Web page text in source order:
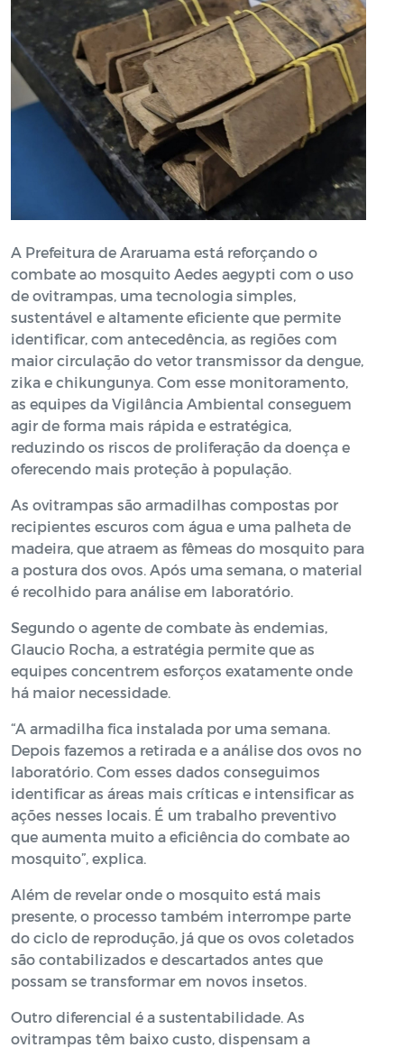
A Prefeitura de Araruama está reforçando o
combate ao mosquito Aedes aegypti com o uso
de ovitrampas, uma tecnologia simples,
sustentável e altamente eficiente que permite
identificar, com antecedência, as regiões com
maior circulação do vetor transmissor da dengue,
zika e chikungunya. Com esse monitoramento,
as equipes da Vigilância Ambiental conseguem
agir de forma mais rápida e estratégica,
reduzindo os riscos de proliferação da doença e
oferecendo mais proteção à população.
As ovitrampas são armadilhas compostas por
recipientes escuros com água e uma palheta de
madeira, que atraem as fêmeas do mosquito para
a postura dos ovos. Após uma semana, o material
é recolhido para análise em laboratório.
Segundo o agente de combate às endemias,
Glaucio Rocha, a estratégia permite que as
equipes concentrem esforços exatamente onde
há maior necessidade.
“A armadilha fica instalada por uma semana.
Depois fazemos a retirada e a análise dos ovos no
laboratório. Com esses dados conseguimos
identificar as áreas mais críticas e intensificar as
ações nesses locais. É um trabalho preventivo
que aumenta muito a eficiência do combate ao
mosquito”, explica.
Além de revelar onde o mosquito está mais
presente, o processo também interrompe parte
do ciclo de reprodução, já que os ovos coletados
são contabilizados e descartados antes que
possam se transformar em novos insetos.
Outro diferencial é a sustentabilidade. As
ovitrampas têm baixo custo, dispensam a